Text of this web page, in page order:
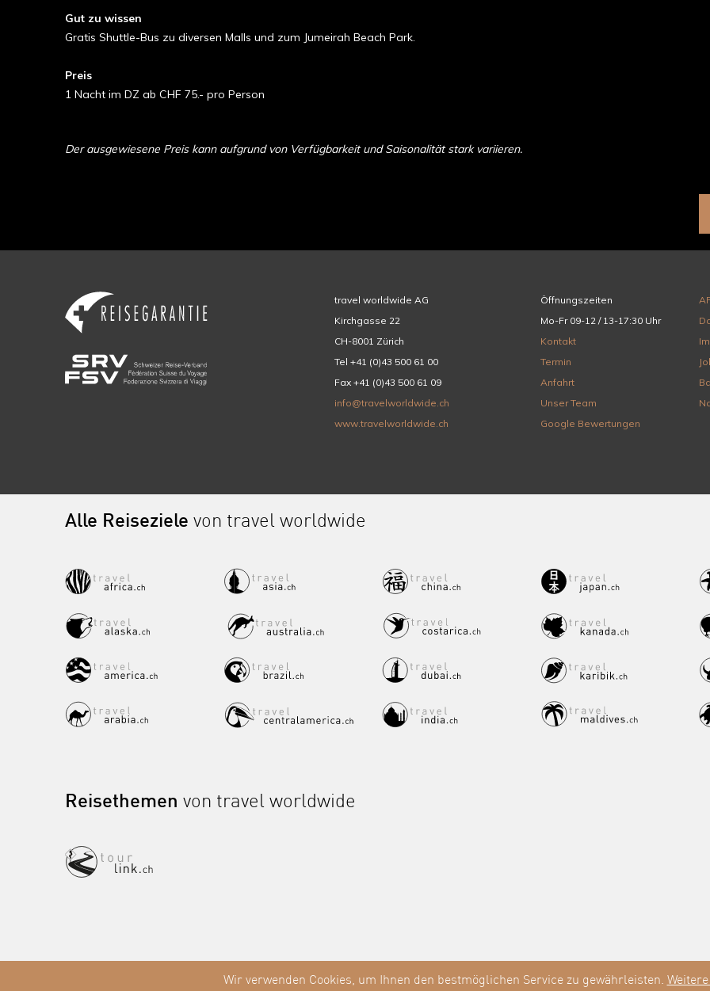
Gut zu wissen
Gratis Shuttle-Bus zu diversen Malls und zum Jumeirah Beach Park.
Preis
1 Nacht im DZ ab CHF 75.- pro Person
Der ausgewiesene Preis kann aufgrund von Verfügbarkeit und Saisonalität stark variieren.
travel worldwide AG
Kirchgasse 22
CH-8001 Zürich
Tel +41 (0)43 500 61 00
Fax +41 (0)43 500 61 09
info@travelworldwide.ch
www.travelworldwide.ch
Öffnungszeiten
Mo-Fr 09-12 / 13-17:30 Uhr
Kontakt
Termin
Anfahrt
Unser Team
Google Bewertungen
Alle Reiseziele von travel worldwide
Reisethemen von travel worldwide
Wir verwenden Cookies, um Ihnen den bestmöglichen Service zu gewährleisten.